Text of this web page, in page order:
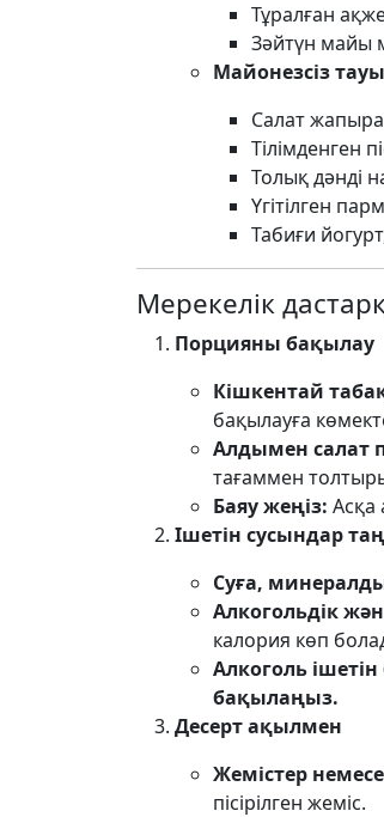
Тұралған
Зәйтүн майы
Майонезсіз
Салат
Тілімденген
Толық дәнді
Үгітілген
Табиғи
Мерекелік
Порцияны бақылау
Кішкентай
бақылауға
Алдымен салат
тағаммен
Баяу жеңіз: Асқа
Ішетін сусындар
Суға,
Алкогольдік
калория көп
Алкоголь
бақылаңыз.
Десерт ақылмен
Жемістер
пісірілген жеміс.